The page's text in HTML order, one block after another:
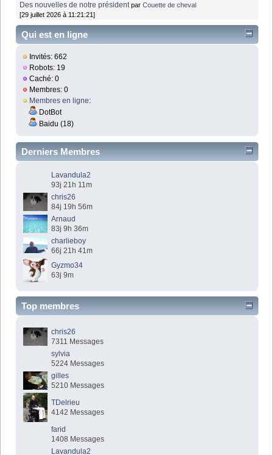
Des nouvelles de notre président parCouette de cheval
[29 juillet 2026 à 11:21:21]
Qui est en ligne
Invités: 662
Robots: 19
Caché: 0
Membres: 0
Membres en ligne:
DotBot
Baidu (18)
Derniers Membres
Lavandula2
93j 21h 11m
chris26
84j 19h 56m
Arnaud
83j 9h 36m
charlieboy
66j 21h 41m
Gyzmo34
63j 9m
Top membres
chris26
7311 Messages
sylvia
5224 Messages
gilles
5210 Messages
TDelrieu
4142 Messages
farid
1408 Messages
Lavandula2